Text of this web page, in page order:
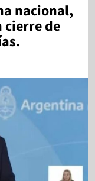
nacional,
cierre de